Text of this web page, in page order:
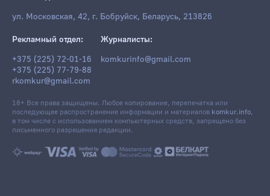
ул. Московская, 42, г. Бобруйск, Беларусь, 213826
Рекламный отдел:
+375 (225) 72-01-16
+375 (225) 77-79-88
rkomkur@gmail.com
Журналисты:
komkurinfo@gmail.com
18+ Все права защищены. Любое копирование, перепечатка или
последующее распространение информации и материалов komkur.info,
в том числе с использованием компьютерных средств, запрещено без
письменного разрешения редакции.